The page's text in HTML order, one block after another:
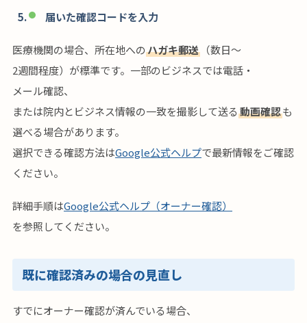
届いた確認コードを入力
医療機関の場合、所在地へのハガキ郵送 （数日〜
2週間程度）が標準です。一部のビジネスでは電話・
メール確認、
または院内とビジネス情報の一致を撮影して送る 動画確認も
選べる場合があります。
選択できる確認方法はGoogle公式ヘルプで最新情報をご確認
ください。
詳細手順はGoogle公式ヘルプ（オーナー確認）
を参照してください。
既に確認済みの場合の見直し
すでにオーナー確認が済んでいる場合、